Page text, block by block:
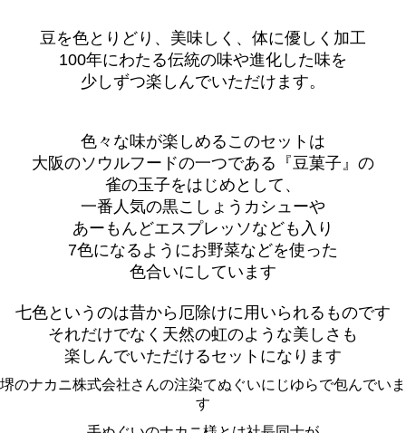
豆を色とりどり、美味しく、体に優しく加工
100年にわたる伝統の味や進化した味を
少しずつ楽しんでいただけます。
色々な味が楽しめるこのセットは
大阪のソウルフードの一つである『豆菓子』の
雀の玉子をはじめとして、
一番人気の黒こしょうカシューや
あーもんどエスプレッソなども入り
7色になるようにお野菜などを使った
色合いにしています
七色というのは昔から厄除けに用いられるものです
それだけでなく天然の虹のような美しさも
楽しんでいただけるセットになります
堺のナカニ株式会社さんの注染てぬぐいにじゆらで包んでいま
す